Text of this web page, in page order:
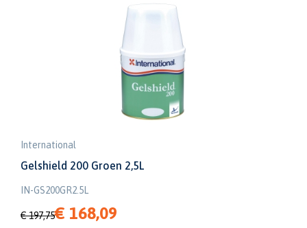
International
Gelshield 200 Groen 2,5L
IN-GS200GR2.5L
€ 197,75€ 168,09